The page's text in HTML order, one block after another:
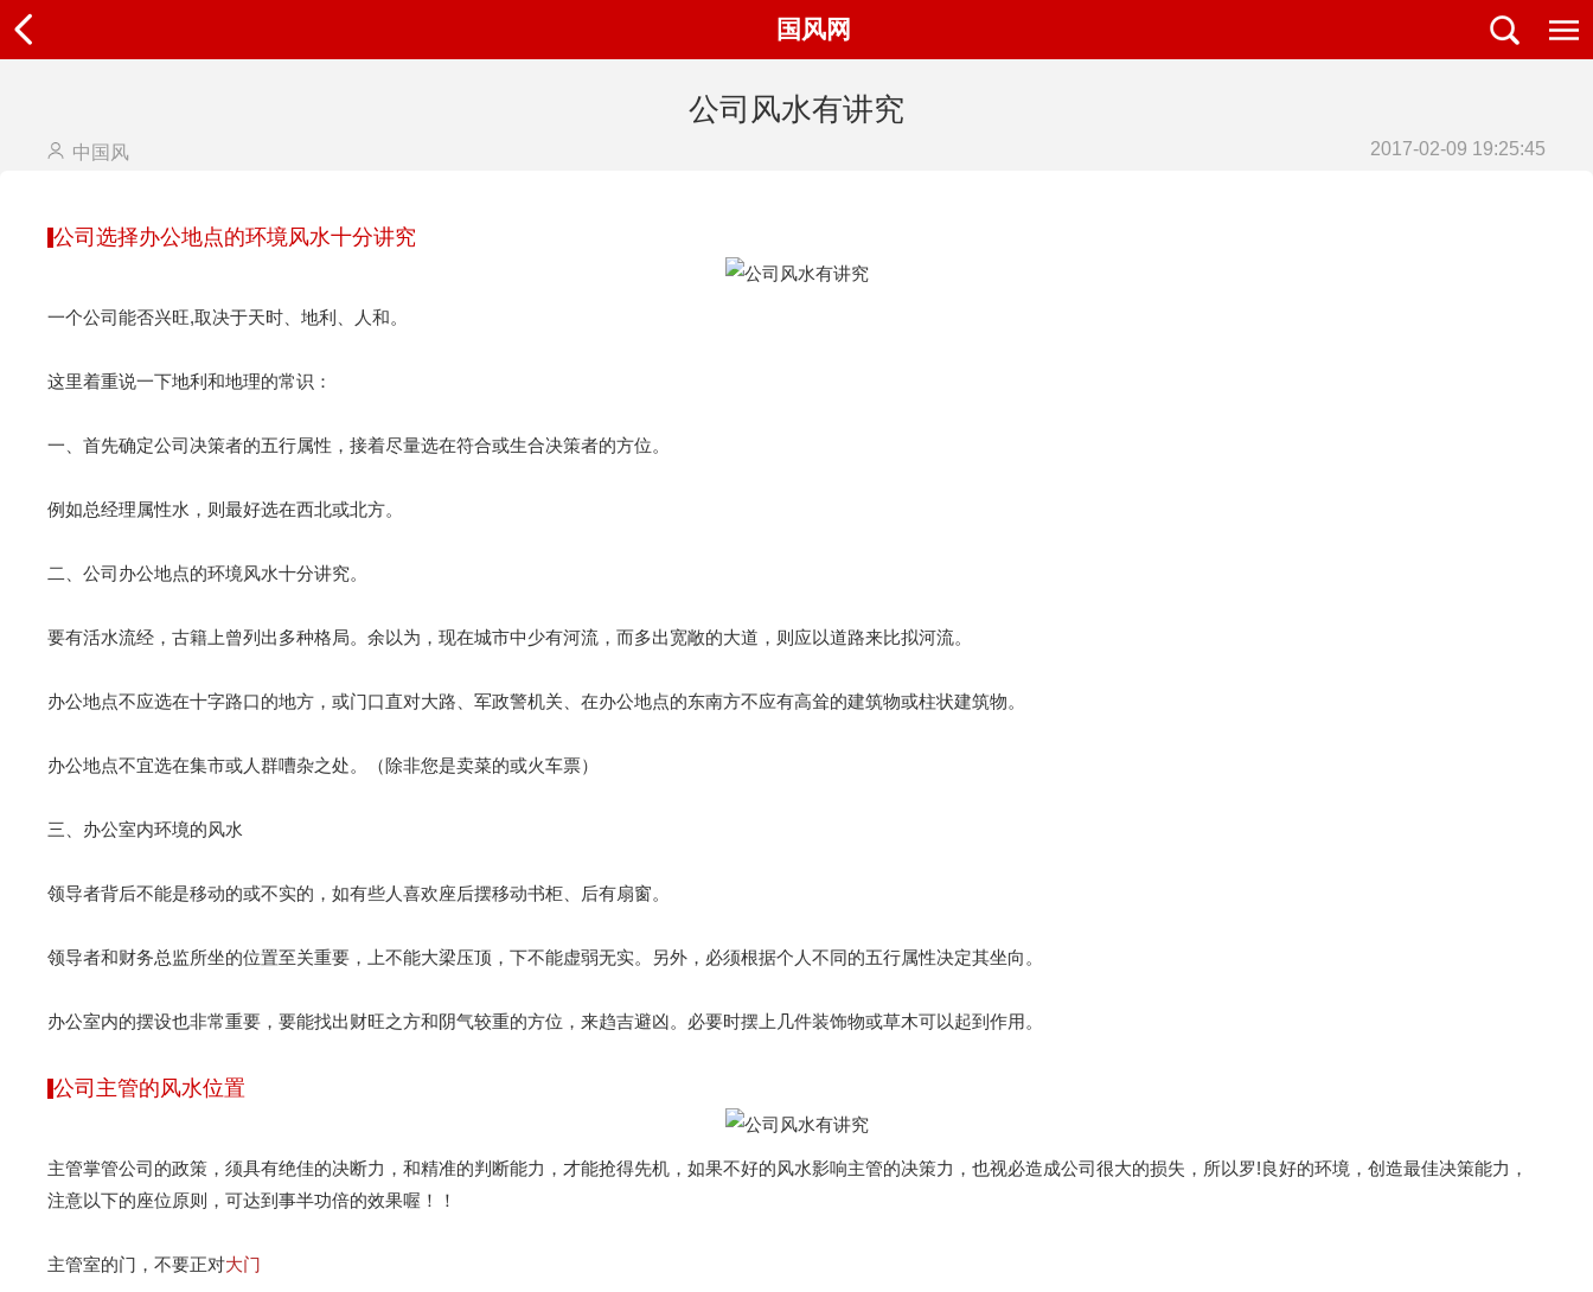
国风网
公司风水有讲究
中国风 2017-02-09 19:25:45
公司选择办公地点的环境风水十分讲究
一个公司能否兴旺,取决于天时、地利、人和。
这里着重说一下地利和地理的常识：
一、首先确定公司决策者的五行属性，接着尽量选在符合或生合决策者的方位。
例如总经理属性水，则最好选在西北或北方。
二、公司办公地点的环境风水十分讲究。
要有活水流经，古籍上曾列出多种格局。余以为，现在城市中少有河流，而多出宽敞的大道，则应以道路来比拟河流。
办公地点不应选在十字路口的地方，或门口直对大路、军政警机关、在办公地点的东南方不应有高耸的建筑物或柱状建筑物。
办公地点不宜选在集市或人群嘈杂之处。（除非您是卖菜的或火车票）
三、办公室内环境的风水
领导者背后不能是移动的或不实的，如有些人喜欢座后摆移动书柜、后有扇窗。
领导者和财务总监所坐的位置至关重要，上不能大梁压顶，下不能虚弱无实。另外，必须根据个人不同的五行属性决定其坐向。
办公室内的摆设也非常重要，要能找出财旺之方和阴气较重的方位，来趋吉避凶。必要时摆上几件装饰物或草木可以起到作用。
公司主管的风水位置
主管掌管公司的政策，须具有绝佳的决断力，和精准的判断能力，才能抢得先机，如果不好的风水影响主管的决策力，也视必造成公司很大的损失，所以罗!良好的环境，创造最佳决策能力，
注意以下的座位原则，可达到事半功倍的效果喔！！
主管室的门，不要正对大门